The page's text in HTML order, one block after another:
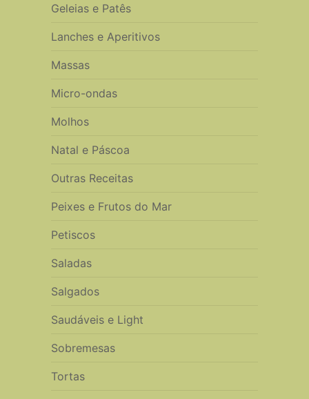
Geleias e Patês
Lanches e Aperitivos
Massas
Micro-ondas
Molhos
Natal e Páscoa
Outras Receitas
Peixes e Frutos do Mar
Petiscos
Saladas
Salgados
Saudáveis e Light
Sobremesas
Tortas